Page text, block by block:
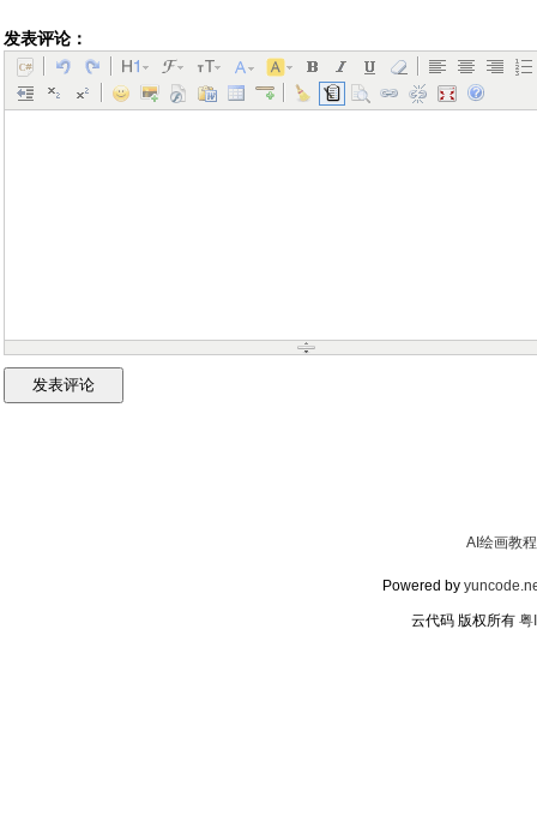
发表评论：
AI绘画教程
Powered by
云代码 版权所有 粤